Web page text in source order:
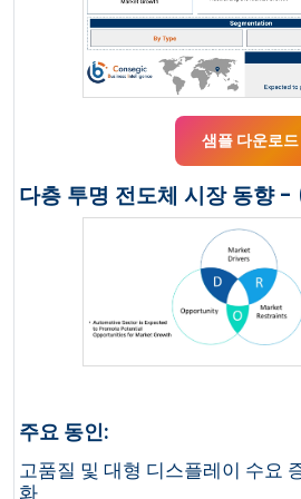
샘플 다운로드
다층 투명 전도체 시장 동향
주요 동인:
고품질 및 대형 디스플레이 수요
화